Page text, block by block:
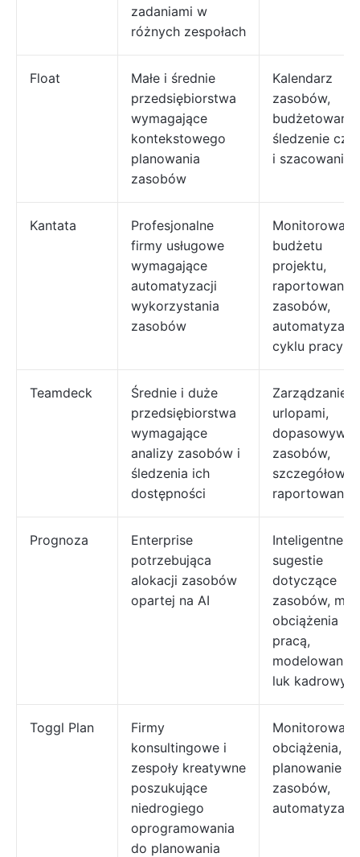
zadaniami w
różnych zespołach
Float
Małe i średnie
przedsiębiorstwa
wymagające
kontekstowego
planowania
zasobów
Kalendarz
zasobów,
śledzenie
i szacowanie
Kantata
Profesjonalne
firmy usługowe
wymagające
automatyzacji
wykorzystania
zasobów
budżetu
projektu,
raportowanie
zasobów,
cyklu pracy
Teamdeck
Średnie i duże
przedsiębiorstwa
wymagające
analizy zasobów i
śledzenia ich
dostępności
Zarządzanie
urlopami,
zasobów,
szczegółowe
raportowanie
Prognoza
Enterprise
potrzebująca
alokacji zasobów
opartej na AI
Inteligentne
sugestie
dotyczące
zasobów,
obciążenia
pracą,
modelowanie
luk
Toggl Plan
Firmy
konsultingowe i
zespoły kreatywne
poszukujące
niedrogiego
oprogramowania
do planowania
obciążenia,
planowanie
zasobów,